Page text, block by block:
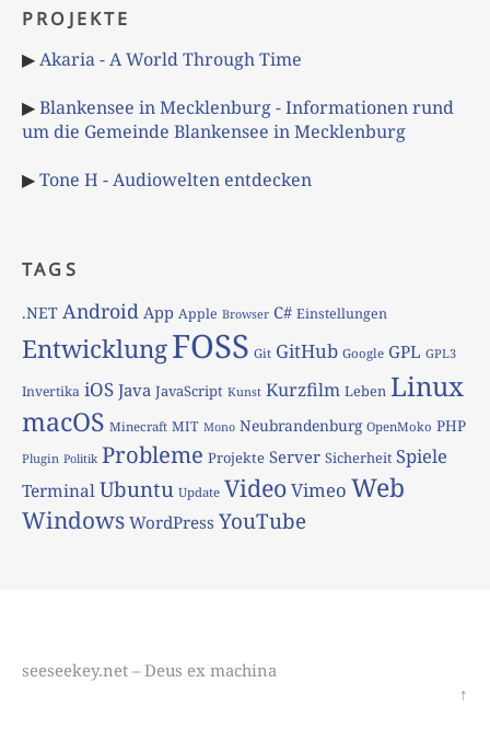
PROJEKTE
▶Akaria - A World Through Time
▶Blankensee in Mecklenburg - Informationen rund
um die Gemeinde Blankensee in Mecklenburg
▶Tone H - Audiowelten entdecken
TAGS
.NET Android App Apple Browser C# Einstellungen
EntwicklungFOSS Git GitHub Google GPL GPL3
Invertika iOS Java JavaScript Kunst Kurzfilm Leben Linux
macOS Minecraft MIT Mono Neubrandenburg OpenMoko PHP
Plugin Politik Probleme Projekte Server Sicherheit Spiele
TerminalUbuntu Update VideoVimeo Web
Windows WordPress YouTube
seeseekey.net – Deus ex machina
↑